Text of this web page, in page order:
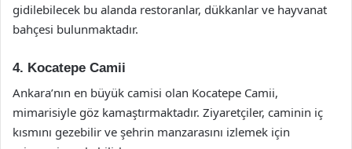
gidilebilecek bu alanda restoranlar, dükkanlar ve hayvanat
bahçesi bulunmaktadır.
4. Kocatepe Camii
Ankara’nın en büyük camisi olan Kocatepe Camii,
mimarisiyle göz kamaştırmaktadır. Ziyaretçiler, caminin iç
kısmını gezebilir ve şehrin manzarasını izlemek için